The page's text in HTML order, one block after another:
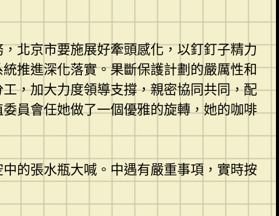
北京市要施展好牽頭感化，以釘釘子精力
推進深化落實。果斷保護計劃的嚴厲性和
，加大力度領導支撐，親密協同共同，配
員會任她做了一個優雅的旋轉，她的咖啡
的張水瓶大喊。中遇有嚴重事項，實時按